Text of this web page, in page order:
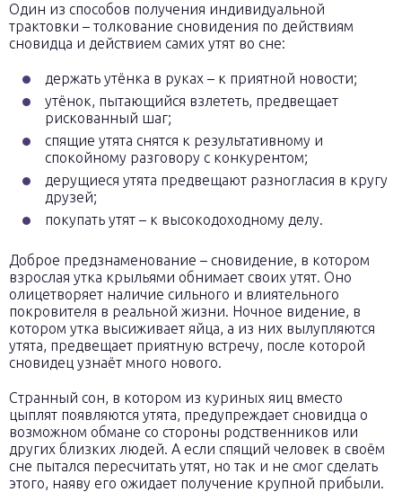
Один из способов получения индивидуальной
трактовки – толкование сновидения по действиям
сновидца и действием самих утят во сне:
держать утёнка в руках – к приятной новости;
утёнок, пытающийся взлететь, предвещает
рискованный шаг;
спящие утята снятся к результативному и
спокойному разговору с конкурентом;
дерущиеся утята предвещают разногласия в кругу
друзей;
покупать утят – к высокодоходному делу.
Доброе предзнаменование – сновидение, в котором
взрослая утка крыльями обнимает своих утят. Оно
олицетворяет наличие сильного и влиятельного
покровителя в реальной жизни. Ночное видение, в
котором утка высиживает яйца, а из них вылупляются
утята, предвещает приятную встречу, после которой
сновидец узнаёт много нового.
Странный сон, в котором из куриных яиц вместо
цыплят появляются утята, предупреждает сновидца о
возможном обмане со стороны родственников или
других близких людей. А если спящий человек в своём
сне пытался пересчитать утят, но так и не смог сделать
этого, наяву его ожидает получение крупной прибыли.